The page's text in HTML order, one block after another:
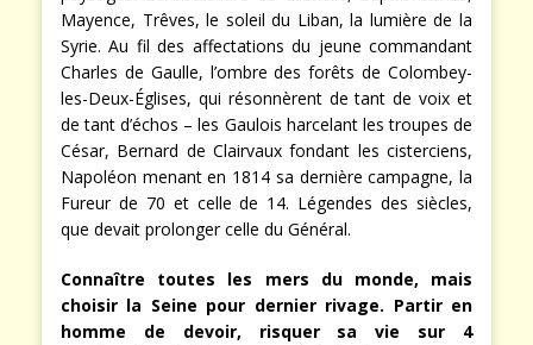
Mayence, Trêves, le soleil du Liban, la lumière de la
Syrie. Au fil des affectations du jeune commandant
Charles de Gaulle, l’ombre des forêts de Colombey-
les-Deux-Églises, qui résonnèrent de tant de voix et
de tant d’échos – les Gaulois harcelant les troupes de
César, Bernard de Clairvaux fondant les cisterciens,
Napoléon menant en 1814 sa dernière campagne, la
Fureur de 70 et celle de 14. Légendes des siècles,
que devait prolonger celle du Général.
Connaître toutes les mers du monde, mais
choisir la Seine pour dernier rivage. Partir en
homme de devoir, risquer sa vie sur 4